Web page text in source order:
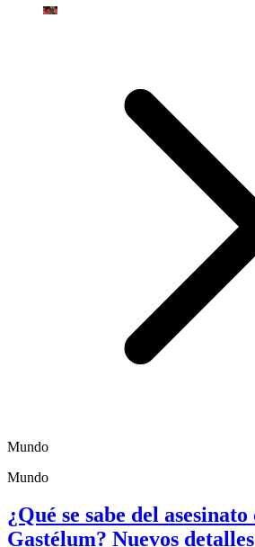
Mundo
Mundo
¿Qué se sabe del
Gastélum? Nuevos